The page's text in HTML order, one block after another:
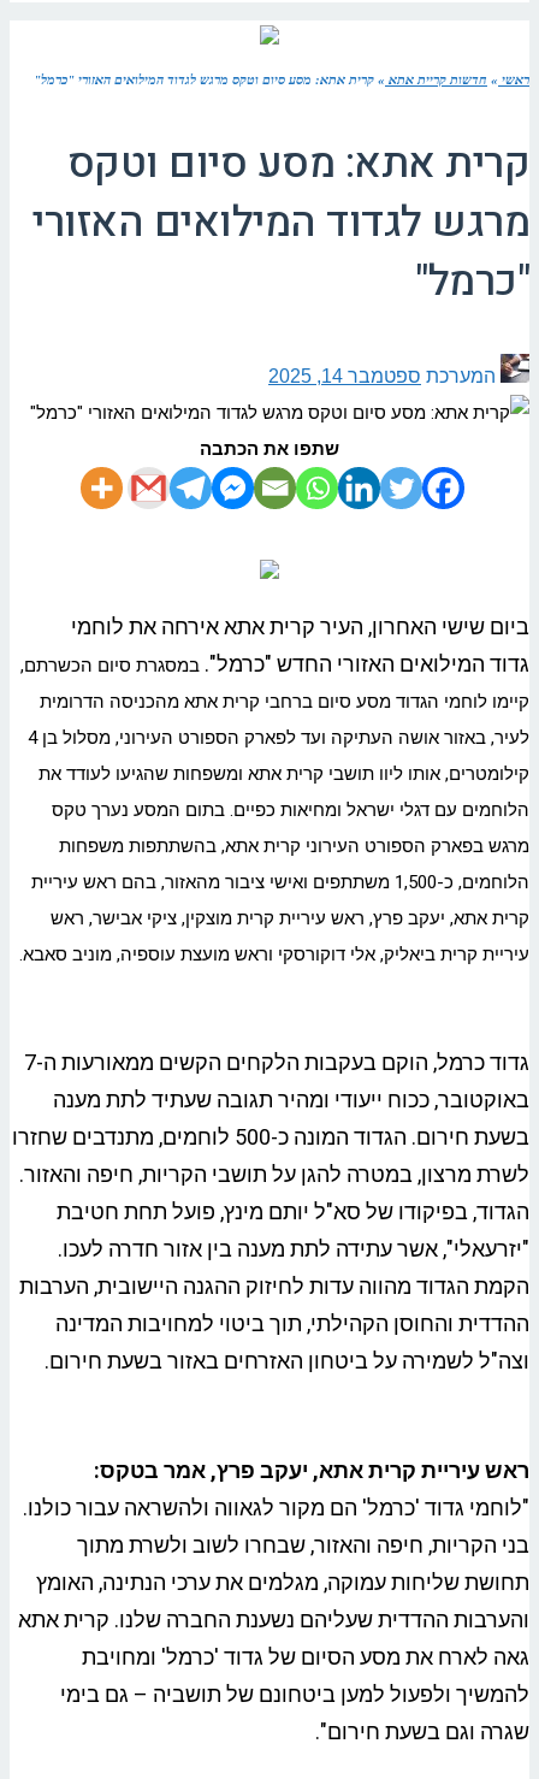
ראשי » חדשות קריית אתא » קרית אתא: מסע סיום וטקס מרגש לגדוד המילואים האזורי "כרמל"
קרית אתא: מסע סיום וטקס
מרגש לגדוד המילואים האזורי
"כרמל"
המערכת ספטמבר 14, 2025
שתפו את הכתבה
ביום שישי האחרון, העיר קרית אתא אירחה את לוחמי
גדוד המילואים האזורי החדש "כרמל". במסגרת סיום הכשרתם,
קיימו לוחמי הגדוד מסע סיום ברחבי קרית אתא מהכניסה הדרומית
לעיר, באזור אושה העתיקה ועד לפארק הספורט העירוני, מסלול בן 4
קילומטרים, אותו ליוו תושבי קרית אתא ומשפחות שהגיעו לעודד את
הלוחמים עם דגלי ישראל ומחיאות כפיים. בתום המסע נערך טקס
מרגש בפארק הספורט העירוני קרית אתא, בהשתתפות משפחות
הלוחמים, כ-1,500 משתתפים ואישי ציבור מהאזור, בהם ראש עיריית
קרית אתא, יעקב פרץ, ראש עיריית קרית מוצקין, ציקי אבישר, ראש
עיריית קרית ביאליק, אלי דוקורסקי וראש מועצת עוספיה, מוניב סאבא.
גדוד כרמל, הוקם בעקבות הלקחים הקשים ממאורעות ה-7
באוקטובר, ככוח ייעודי ומהיר תגובה שעתיד לתת מענה
בשעת חירום. הגדוד המונה כ-500 לוחמים, מתנדבים שחזרו
לשרת מרצון, במטרה להגן על תושבי הקריות, חיפה והאזור.
הגדוד, בפיקודו של סא"ל יותם מינץ, פועל תחת חטיבת
"יזרעאלי", אשר עתידה לתת מענה בין אזור חדרה לעכו.
הקמת הגדוד מהווה עדות לחיזוק ההגנה היישובית, הערבות
ההדדית והחוסן הקהילתי, תוך ביטוי למחויבות המדינה
וצה"ל לשמירה על ביטחון האזרחים באזור בשעת חירום.
ראש עיריית קרית אתא, יעקב פרץ, אמר בטקס:
"לוחמי גדוד 'כרמל' הם מקור לגאווה ולהשראה עבור כולנו.
בני הקריות, חיפה והאזור, שבחרו לשוב ולשרת מתוך
תחושת שליחות עמוקה, מגלמים את ערכי הנתינה, האומץ
והערבות ההדדית שעליהם נשענת החברה שלנו. קרית אתא
גאה לארח את מסע הסיום של גדוד 'כרמל' ומחויבת
להמשיך ולפעול למען ביטחונם של תושביה – גם בימי
שגרה וגם בשעת חירום".